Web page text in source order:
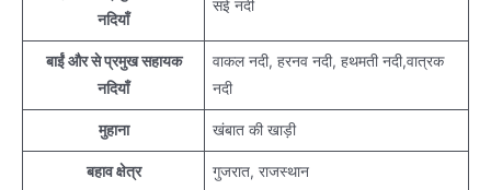
नदियाँ
सई नदी
बाईं और से प्रमुख सहायक
नदियाँ
वाकल नदी, हरनव नदी, हथमती नदी,वात्रक
नदी
मुहाना खंबात की खाड़ी
बहाव क्षेत्र गुजरात, राजस्थान